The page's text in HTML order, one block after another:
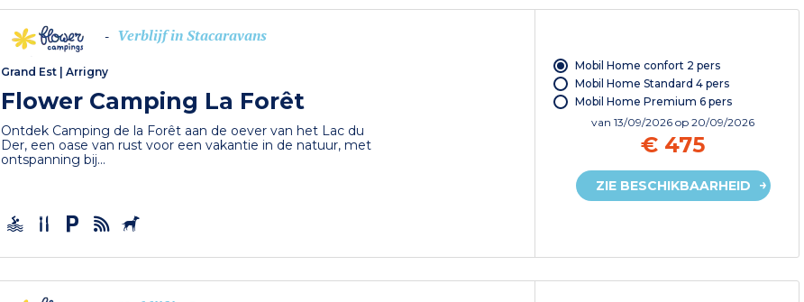
- Verblijf in Stacaravans
Grand Est |Arrigny
Flower Camping La Forêt
Ontdek Camping de la Forêt aan de oever van het Lac du
Der, een oase van rust voor een vakantie in de natuur, met
ontspanning bij...
Mobil Home confort 2 pers
Mobil Home Standard 4 pers
Mobil Home Premium 6 pers
van13/09/2026op 20/09/2026
€ 475
ZIE BESCHIKBAARHEID